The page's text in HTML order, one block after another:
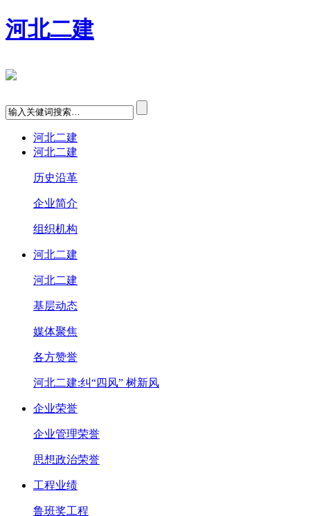
河北二建
河北二建
河北二建
历史沿革
企业简介
组织机构
河北二建
河北二建
基层动态
媒体聚焦
各方赞誉
河北二建:纠“四风” 树新风
企业荣誉
企业管理荣誉
思想政治荣誉
工程业绩
鲁班奖工程